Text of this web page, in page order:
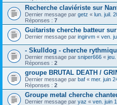
Recherche claviériste sur
Dernier message par getz « lun. juil.
Réponses : 7
Guitariste cherche batteur
Dernier message par ingirvm « ven.
- Skulldog - cherche
Dernier message par sniper666 «
Réponses : 2
groupe BRUTAL DEATH /
Dernier message par baf « mer. juin
Réponses : 2
Groupe metal cherche
Dernier message par yaz « ven. juin